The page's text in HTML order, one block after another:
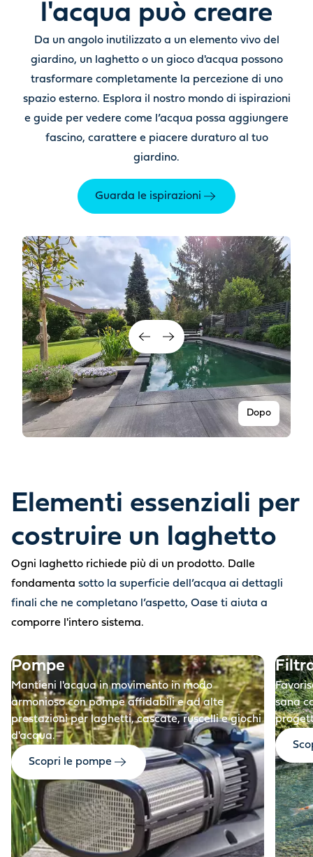
l'acqua può creare
Da un angolo inutilizzato a un elemento vivo del
giardino, un laghetto o un gioco d'acqua possono
trasformare completamente la percezione di uno
spazio esterno. Esplora il nostro mondo di ispirazioni
e guide per vedere come l’acqua possa aggiungere
fascino, carattere e piacere duraturo al tuo
giardino.
Guarda le ispirazioni
Dopo
Elementi essenziali per
costruire un laghetto
Ogni laghetto richiede più di un prodotto. Dalle
fondamenta sotto la superficie dell’acqua ai dettagli
finali che ne completano l’aspetto, Oase ti aiuta a
comporre l'intero sistema.
Pompe
Mantieni l'acqua in movimento in modo
armonioso con pompe affidabili e ad alte
prestazioni per laghetti, cascate, ruscelli e giochi
d'acqua.
Scopri le pompe
sana